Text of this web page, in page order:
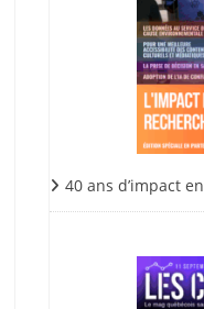
40 ans d’impact